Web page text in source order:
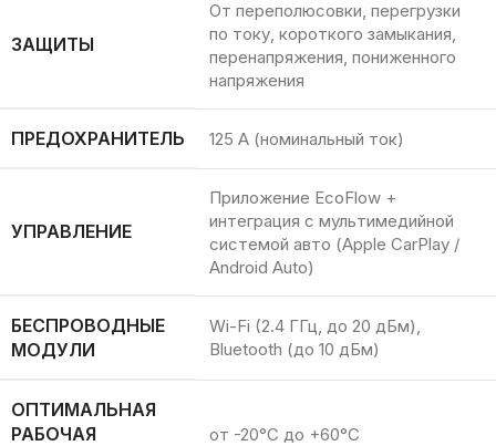
ЗАЩИТЫ
От переполюсовки, перегрузки
по току, короткого замыкания,
перенапряжения, пониженного
напряжения
ПРЕДОХРАНИТЕЛЬ 125 А (номинальный ток)
УПРАВЛЕНИЕ
Приложение EcoFlow +
интеграция с мультимедийной
системой авто (Apple CarPlay /
Android Auto)
БЕСПРОВОДНЫЕ
МОДУЛИ
Wi-Fi (2.4 ГГц, до 20 дБм),
Bluetooth (до 10 дБм)
ОПТИМАЛЬНАЯ
РАБОЧАЯ
от -20°C до +60°C